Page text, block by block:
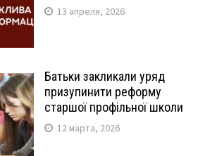
13 апреля, 2026
Батьки закликали уряд
призупинити реформу
старшої профільної школи
12 марта, 2026